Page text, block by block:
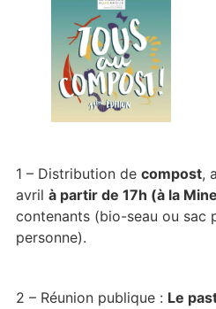
1 – Distribution de compost,
avril à partir de 17h (à la
contenants (bio-seau ou sac
personne).
2 – Réunion publique : Le